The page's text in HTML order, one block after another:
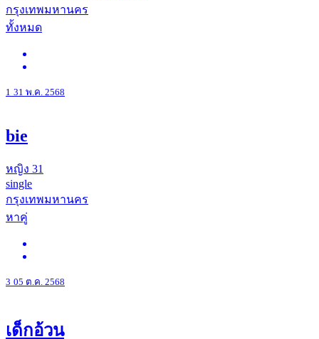
กรุงเทพมหานคร
ทั้งหมด
1 31 พ.ค. 2568
bie
หญิง 31
single
กรุงเทพมหานคร
หาคู่
3 05 ต.ค. 2568
เด็กอ้วน